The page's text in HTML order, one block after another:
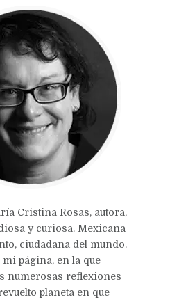
Cristina Rosas, autora,
y curiosa. Mexicana
ciudadana del mundo.
mi página, en la que
numerosas reflexiones
planeta en que